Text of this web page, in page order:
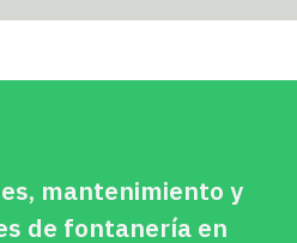
mantenimiento y
de fontanería en